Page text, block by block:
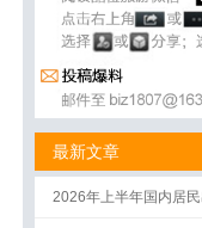
最新文章
2026年上半年国内居